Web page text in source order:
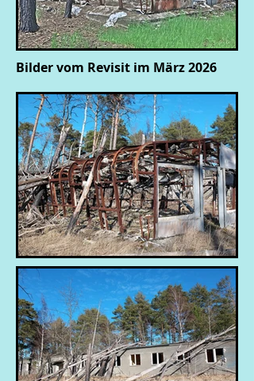
Bilder vom Revisit im März 2026